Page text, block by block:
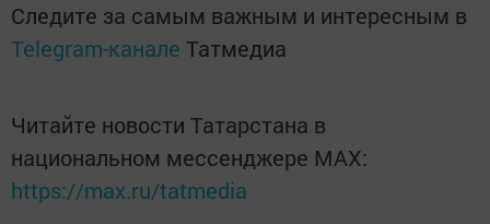
Следите за самым важным и интересным в
Telegram-канале Татмедиа
Читайте новости Татарстана в
национальном мессенджере MАХ:
https://max.ru/tatmedia